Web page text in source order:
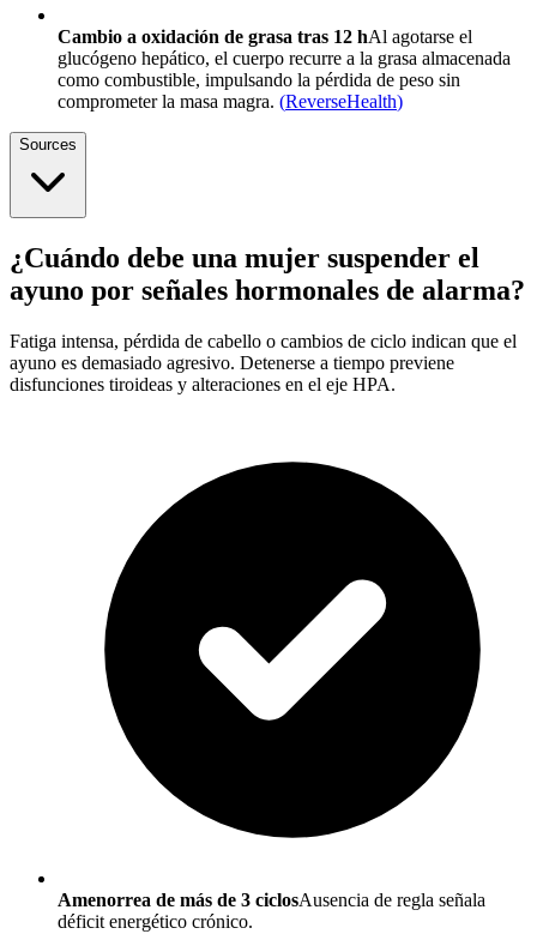
Cambio a oxidación de grasa tras 12 hAl agotarse el
glucógeno hepático, el cuerpo recurre a la grasa almacenada
como combustible, impulsando la pérdida de peso sin
comprometer la masa magra. (ReverseHealth)
Sources
¿Cuándo debe una mujer suspender el
ayuno por señales hormonales de alarma?
Fatiga intensa, pérdida de cabello o cambios de ciclo indican que el
ayuno es demasiado agresivo. Detenerse a tiempo previene
disfunciones tiroideas y alteraciones en el eje HPA.
Amenorrea de más de 3 ciclosAusencia de regla señala
déficit energético crónico.